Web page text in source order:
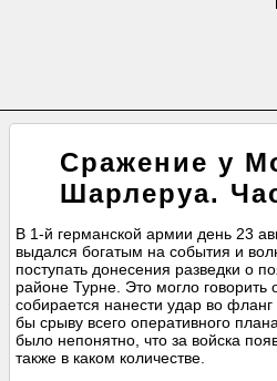
Сражение у
Шарлеруа.
В 1-й германской армии день 23
выдался богатым на события и
поступать донесения разведки о
районе Турне. Это могло говорить
собирается нанести удар во
бы срыву всего оперативного
было непонятно, что за войска
также в каком количестве.